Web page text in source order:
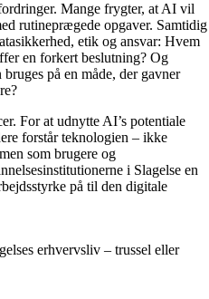
Mange frygter, at AI vil
rutineprægede opgaver. Samtidig
etik og ansvar: Hvem
en forkert beslutning? Og
på en måde, der gavner
For at udnytte AI’s potentiale
forstår teknologien – ikke
som brugere og
i Slagelse en
på til den digitale
erhvervsliv – trussel eller